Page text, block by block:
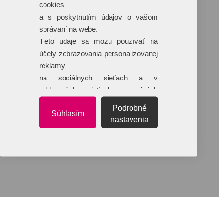
cookies
a s poskytnutím údajov o vašom
správaní na webe.
Tieto údaje sa môžu používať na
účely zobrazovania personalizovanej
reklamy
na sociálnych sieťach a v
reklamných sieťach na iných
Súhlasím
Podrobné
nastavenia